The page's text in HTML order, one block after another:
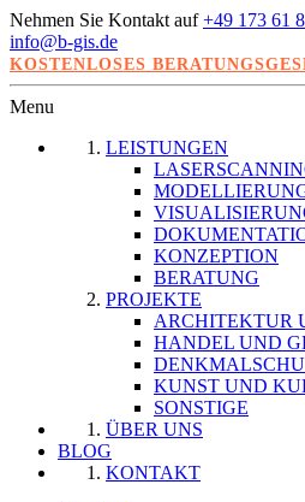
Nehmen Sie Kontakt auf+49 173 61
info@b-gis.de
KOSTENLOSES
Menu
LEISTUNGEN
KONZEPTION
BERATUNG
PROJEKTE
ARCHITEKTUR
HANDEL UND
KUNST UND
SONSTIGE
ÜBER UNS
BLOG
KONTAKT